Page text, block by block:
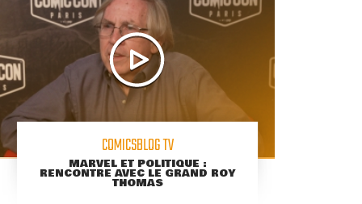
COMICSBLOG TV
MARVEL ET POLITIQUE :
RENCONTRE AVEC LE GRAND ROY
THOMAS